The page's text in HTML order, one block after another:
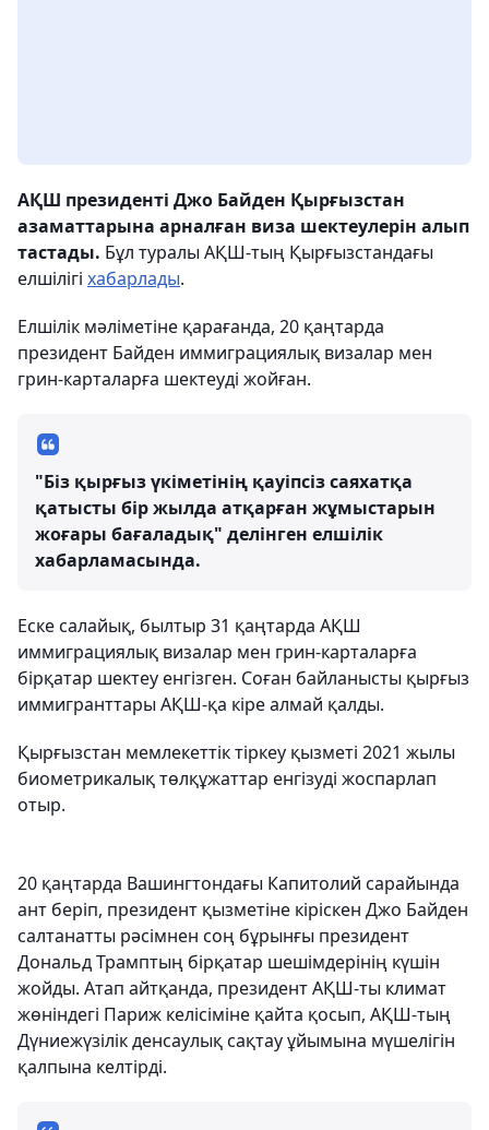
АҚШ президенті Джо Байден Қырғызстан
азаматтарына арналған виза шектеулерін алып
тастады. Бұл туралы АҚШ-тың Қырғызстандағы
елшілігі хабарлады.
Елшілік мәліметіне қарағанда, 20 қаңтарда
президент Байден иммиграциялық визалар мен
грин-карталарға шектеуді жойған.
"Біз қырғыз үкіметінің қауіпсіз саяхатқа
қатысты бір жылда атқарған жұмыстарын
жоғары бағаладық" делінген елшілік
хабарламасында.
Еске салайық, былтыр 31 қаңтарда АҚШ
иммиграциялық визалар мен грин-карталарға
бірқатар шектеу енгізген. Соған байланысты қырғыз
иммигранттары АҚШ-қа кіре алмай қалды.
Қырғызстан мемлекеттік тіркеу қызметі 2021 жылы
биометрикалық төлқұжаттар енгізуді жоспарлап
отыр.
20 қаңтарда Вашингтондағы Капитолий сарайында
ант беріп, президент қызметіне кіріскен Джо Байден
салтанатты рәсімнен соң бұрынғы президент
Дональд Трамптың бірқатар шешімдерінің күшін
жойды. Атап айтқанда, президент АҚШ-ты климат
жөніндегі Париж келісіміне қайта қосып, АҚШ-тың
Дүниежүзілік денсаулық сақтау ұйымына мүшелігін
қалпына келтірді.